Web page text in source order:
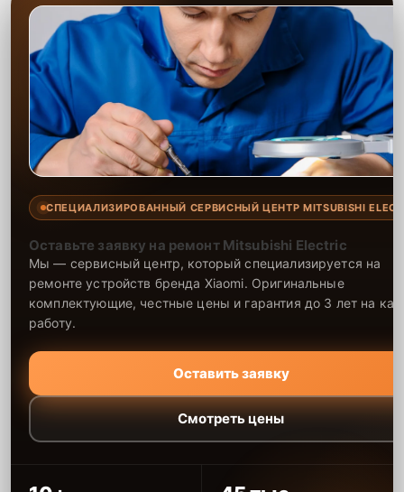
СПЕЦИАЛИЗИРОВАННЫЙ СЕРВИСНЫЙ ЦЕНТР MITSUBISHI
Оставьте заявку на ремонт Mitsubishi Electric
Мы — сервисный центр, который специализируется на
ремонте устройств бренда Xiaomi. Оригинальные
комплектующие, честные цены и гарантия до 3 лет на
работу.
Оставить заявку
Смотреть цены